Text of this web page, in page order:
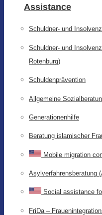
Assistance
Schuldner- und
Schuldner- und
Rotenburg)
Schuldenprävention
Allgemeine
Generationenhilfe
Beratung islamischer
Mobile migration
Asylverfahrensberatung
Social assistance
FriDa –